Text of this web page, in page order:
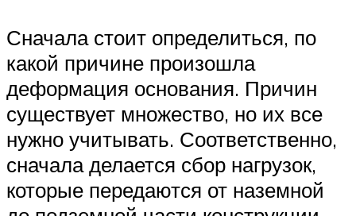
Сначала стоит определиться, по
какой причине произошла
деформация основания. Причин
существует множество, но их все
нужно учитывать. Соответственно,
сначала делается сбор нагрузок,
которые передаются от наземной